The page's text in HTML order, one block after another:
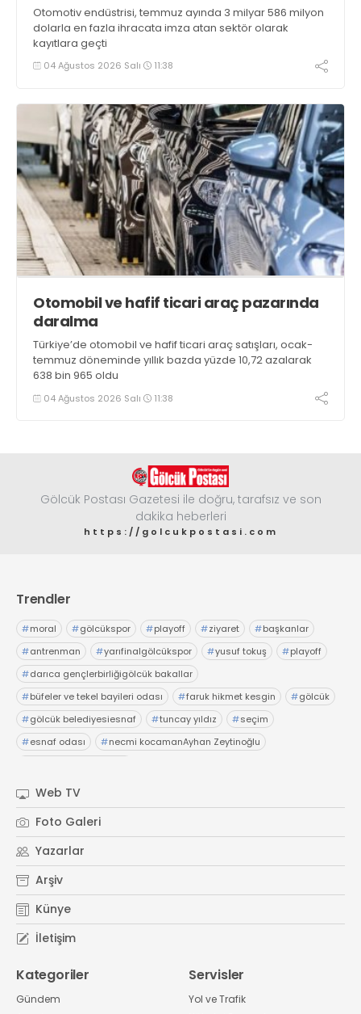
Otomotiv endüstrisi, temmuz ayında 3 milyar 586 milyon
dolarla en fazla ihracata imza atan sektör olarak
kayıtlara geçti
04 Ağustos 2026 Salı 11:38
Otomobil ve hafif ticari araç pazarında
daralma
Türkiye’de otomobil ve hafif ticari araç satışları, ocak-
temmuz döneminde yıllık bazda yüzde 10,72 azalarak
638 bin 965 oldu
04 Ağustos 2026 Salı 11:38
Gölcük Postası Gazetesi ile doğru, tarafsız ve son
dakika heberleri
https://golcukpostasi.com
Trendler
#moral #gölcükspor #playoff #ziyaret #başkanlar
#antrenman #yarıfinalgölcükspor #yusuf tokuş #playoff
#darıca gençlerbirliğigölcük bakallar
#büfeler ve tekel bayileri odası #faruk hikmet kesgin #gölcük
#gölcük belediyesiesnaf #tuncay yıldız #seçim
#esnaf odası #necmi kocamanAyhan Zeytinoğlu
Web TV
Foto Galeri
Yazarlar
Arşiv
Künye
İletişim
Kategoriler
Gündem
Servisler
Yol ve Trafik